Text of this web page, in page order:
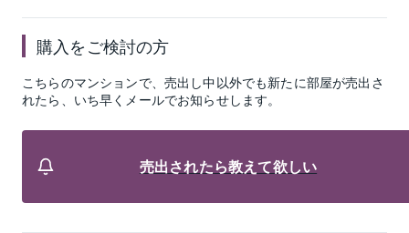
購入をご検討の方
こちらのマンションで、売出し中以外でも新たに部屋が売出さ
れたら、いち早くメールでお知らせします。
売出されたら教えて欲しい